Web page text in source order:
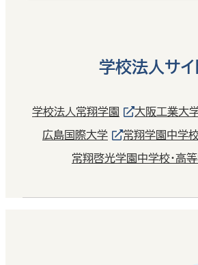
学校法人サイ
学校法人常翔学園 大阪工業大
広島国際大学 常翔学園中学
常翔啓光学園中学校・高